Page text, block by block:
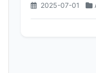
2025-07-01